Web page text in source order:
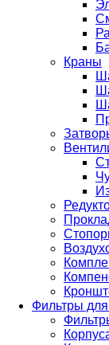
Краны
Фильтры